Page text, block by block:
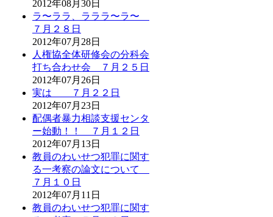
2012年08月30日
ラ〜ララ、ラララ〜ラ〜
７月２８日
2012年07月28日
人権協全体研修会の分科会
打ち合わせ会 ７月２５日
2012年07月26日
実は ７月２２日
2012年07月23日
配偶者暴力相談支援センタ
ー始動！！ ７月１２日
2012年07月13日
教員のわいせつ犯罪に関す
る一考察の論文について
７月１０日
2012年07月11日
教員のわいせつ犯罪に関す